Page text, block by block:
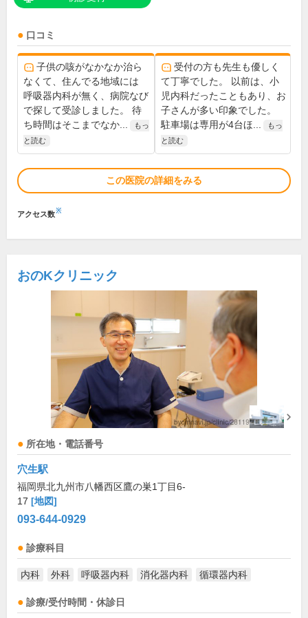
口コミ
子供の咳がなかなか治ら
なくて、住んでる地域には
呼吸器内科が無く、病院なび
で探して受診しました。 待
ち時間はそこまでなか...
もっ
と読む
受付の方も先生も優しく
て丁寧でした。 以前は、小
児内科だったこともあり、お
子さんが多い印象でした。
駐車場は専用が4台ほ...
もっ
と読む
この医院の詳細をみる
アクセス数※
おのKクリニック
所在地・電話番号
穴生駅
福岡県北九州市八幡西区鷹の巣1丁目6-
17 [地図]
093-644-0929
診療科目
内科 外科 呼吸器内科 消化器内科 循環器内科
診療/受付時間・休診日